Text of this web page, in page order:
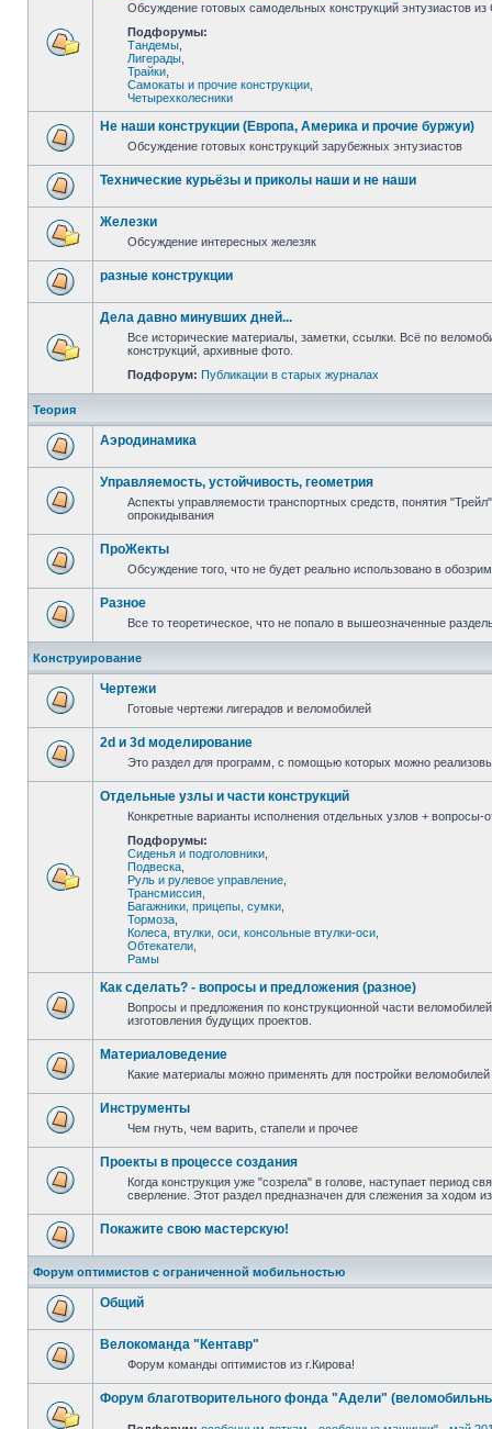
Обсуждение готовых самодельных конструкций энтузиастов
Подфорумы:
Тандемы
Лигерады
Трайки
Самокаты и прочие конструкции
Четырехколесники
Не наши конструкции (Европа, Америка и прочие буржуи)
Обсуждение готовых конструкций зарубежных энтузиастов
Технические курьёзы и приколы наши и не наши
Железки
Обсуждение интересных железяк
разные конструкции
Дела давно минувших дней...
Все исторические материалы, заметки, ссылки. Всё по
конструкций, архивные фото.
Подфорум: Публикации в старых журналах
Теория
Аэродинамика
Управляемость, устойчивость, геометрия
Аспекты управляемости транспортных средств, понятия
опрокидывания
ПроЖекты
Обсуждение того, что не будет реально использовано в
Разное
Все то теоретическое, что не попало в вышеозначенные
Конструирование
Чертежи
Готовые чертежи лигерадов и веломобилей
2d и 3d моделирование
Это раздел для программ, с помощью которых можно
Отдельные узлы и части конструкций
Конкретные варианты исполнения отдельных узлов + вопросы-
Подфорумы:
Сиденья и подголовники
Подвеска
Руль и рулевое управление
Трансмиссия
Багажники, прицепы, сумки
Тормоза
Колеса, втулки, оси, консольные втулки-оси
Обтекатели
Рамы
Как сделать? - вопросы и предложения (разное)
Вопросы и предложения по конструкционной части
изготовления будущих проектов.
Материаловедение
Какие материалы можно применять для постройки
Инструменты
Чем гнуть, чем варить, стапели и прочее
Проекты в процессе создания
Когда конструкция уже "созрела" в голове, наступает период
сверление. Этот раздел предназначен для слежения за ходом
Покажите свою мастерскую!
Форум оптимистов с ограниченной мобильностью
Общий
Велокоманда "Кентавр"
Форум команды оптимистов из г.Кирова!
Форум благотворительного фонда "Адели"